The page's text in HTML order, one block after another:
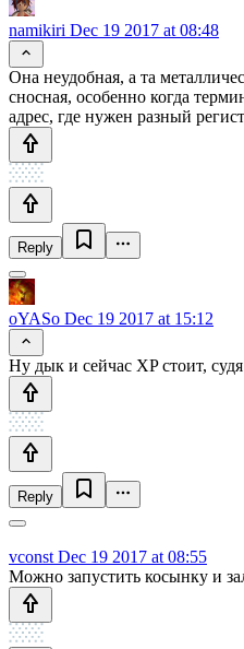
namikiri Dec 19 2017 at 08:48
Она неудобная, а та
сносная, особенно когда
адрес, где нужен разный
Reply
oYASo Dec 19 2017 at 15:12
Ну дык и сейчас XP стоит,
Reply
vconst Dec 19 2017 at 08:55
Можно запустить косынку и